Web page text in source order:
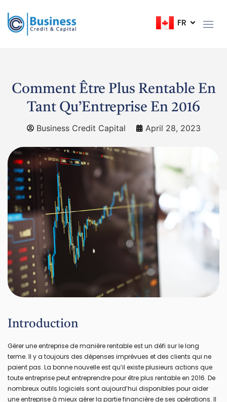
FR
EN
Comment Être Plus Rentable En
Tant Qu’Entreprise En 2016
Business Credit Capital April 28, 2023
Introduction
Gérer une entreprise de manière rentable est un défi sur le long
terme. Il y a toujours des dépenses imprévues et des clients qui ne
paient pas. La bonne nouvelle est qu’il existe plusieurs actions que
toute entreprise peut entreprendre pour être plus rentable en 2016. De
nombreux outils logiciels sont aujourd’hui disponibles pour aider
une entreprise à mieux gérer la partie financière de ses opérations. Il